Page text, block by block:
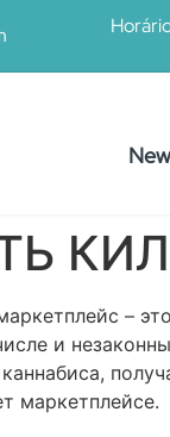
–
и
маркетплейсе.